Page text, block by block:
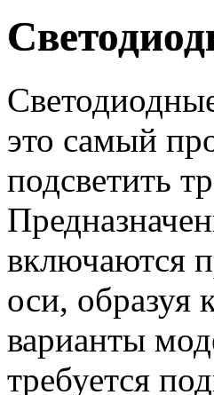
это самый
подсветить
включаются
оси, образуя
варианты
требуется